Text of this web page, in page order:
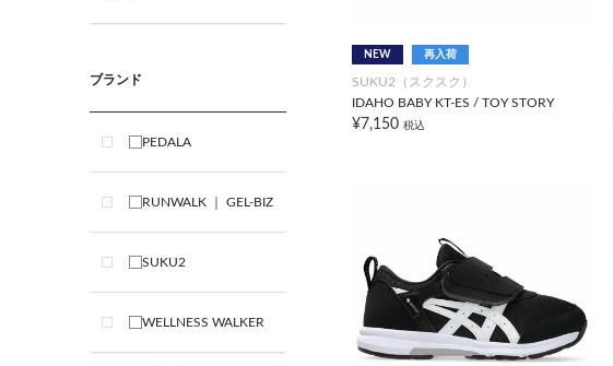
ブランド
PEDALA
RUNWALK ｜ GEL-BIZ
SUKU2
WELLNESS WALKER
NEW 再入荷
SUKU2（スクスク）
IDAHO BABY KT-ES / TOY STORY
¥7,150 税込